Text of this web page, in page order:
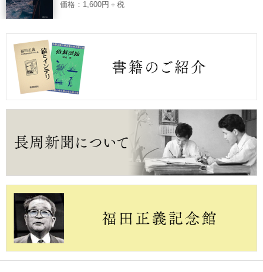
価格：1,600円＋税